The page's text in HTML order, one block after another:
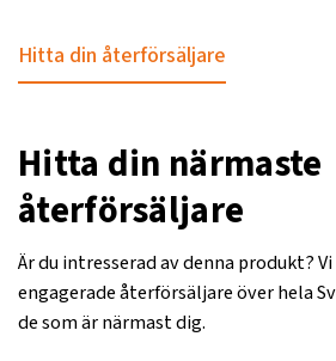
Hitta din återförsäljare
Hitta din närmaste
återförsäljare
Är du intresserad av denna produkt?
engagerade återförsäljare över hela
de som är närmast dig.